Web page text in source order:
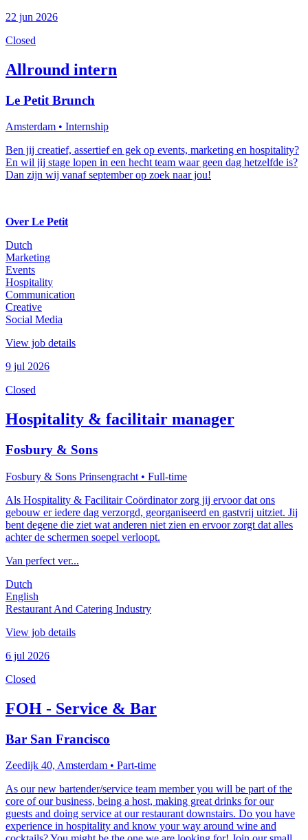
22 jun 2026
Closed
Allround intern
Le Petit Brunch
Amsterdam • Internship
Ben jij creatief, assertief en gek op events, marketing en hospitality?
En wil jij stage lopen in een hecht team waar geen dag hetzelfde is?
Dan zijn wij vanaf september op zoek naar jou!
Over Le Petit
Dutch
Marketing
Events
Hospitality
Communication
Creative
Social Media
View job details
9 jul 2026
Closed
Hospitality & facilitair manager
Fosbury & Sons
Fosbury & Sons Prinsengracht • Full-time
Als Hospitality & Facilitair Coördinator zorg jij ervoor dat ons
gebouw er iedere dag verzorgd, georganiseerd en gastvrij uitziet. Jij
bent degene die ziet wat anderen niet zien en ervoor zorgt dat alles
achter de schermen soepel verloopt.
Van perfect ver...
Dutch
English
Restaurant And Catering Industry
View job details
6 jul 2026
Closed
FOH - Service & Bar
Bar San Francisco
Zeedijk 40, Amsterdam • Part-time
As our new bartender/service team member you will be part of the
core of our business, being a host, making great drinks for our
guests and doing service at our restaurant downstairs. Do you have
experience in hospitality and know your way around wine and